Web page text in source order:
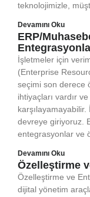
teknolojimizle,
Devamını Oku
ERP/
İşletmeler için
(Enterprise
seçimi son derece
ihtiyaçları vardır
devreye giriyoruz.
entegrasyonlar ve
Devamını Oku
Özelleştirme
Özelleştirme ve
dijital yönetim